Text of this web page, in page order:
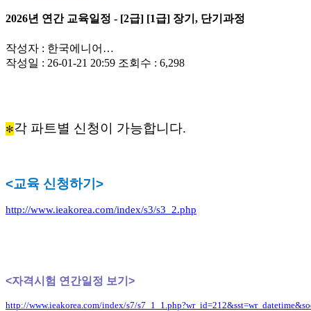
2026년 연간 교육일정 - [2급] [1급] 장기, 단기과정
작성자 : 한국에니어…
작성일 : 26-01-21 20:59 조회수 : 6,298
✻각 파트별 신청이 가능합니다.
<교육 신청하기>
http://www.ieakorea.com/index/s3/s3_2.php
<자격시험 연간일정 보기>
http://www.ieakorea.com/index/s7/